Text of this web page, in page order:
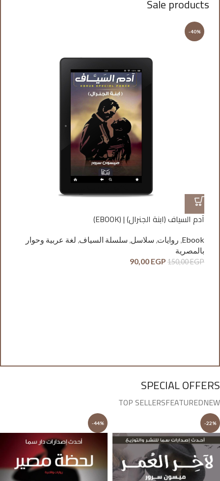
Sale products
-40%
آدم السياف (ابنة الجنرال) | (EBOOK)
Ebook
, روايات, سلاسل, سلسلة السياف, لغة عربية وحوار
بالمصرية
150,00EGP
90,00 EGP
SPECIAL OFFERS
NEW
FEATURED
TOP SELLERS
-22%
-44%